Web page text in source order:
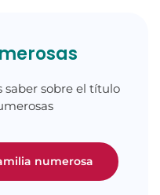
saber sobre el título
numerosa